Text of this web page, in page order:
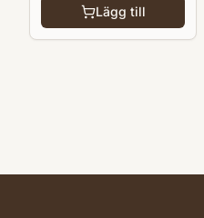
Lägg till